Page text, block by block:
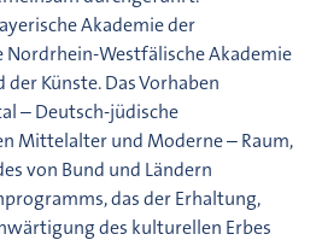
Akademie der
Nordrhein-Westfälische Akademie
Künste. Das Vorhaben
– Deutsch-jüdische
Mittelalter und Moderne – Raum,
von Bund und Ländern
das der Erhaltung,
des kulturellen Erbes